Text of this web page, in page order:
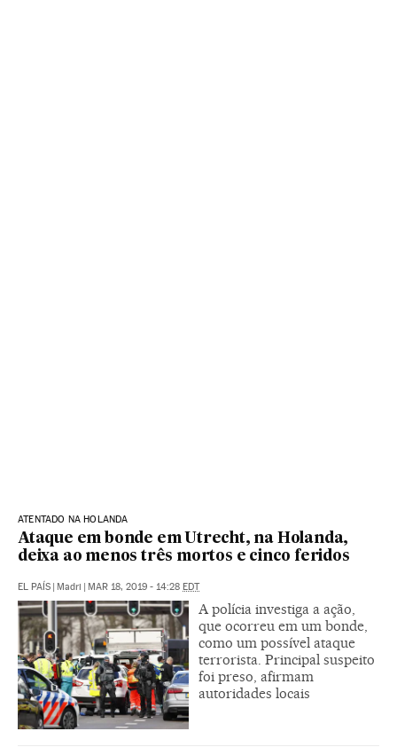
ATENTADO NA HOLANDA
Ataque em bonde em Utrecht, na Holanda,
deixa ao menos três mortos e cinco feridos
EL PAÍS | Madri | MAR 18, 2019 - 14:28 EDT
A polícia investiga a ação,
que ocorreu em um bonde,
como um possível ataque
terrorista. Principal suspeito
foi preso, afirmam
autoridades locais